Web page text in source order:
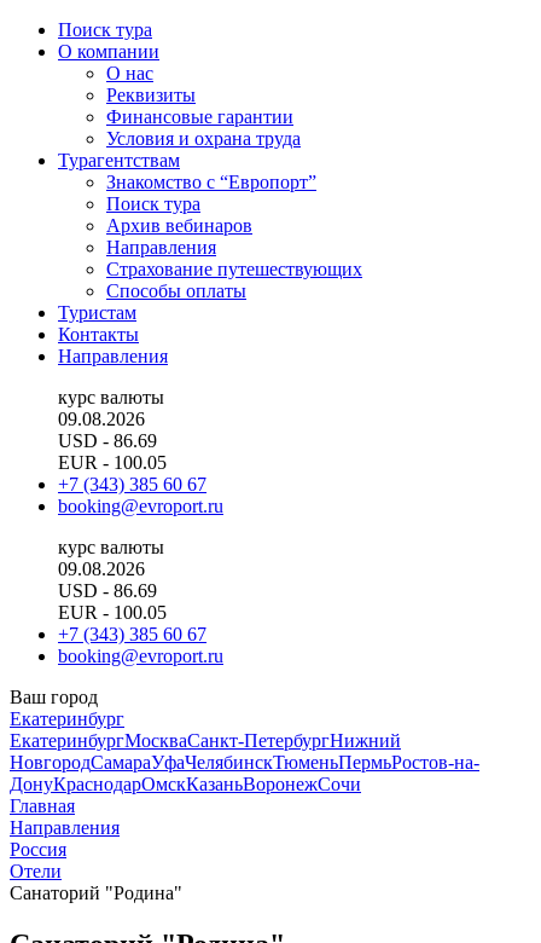
Поиск тура
О компании
О нас
Реквизиты
Финансовые гарантии
Условия и охрана труда
Турагентствам
Знакомство с “Европорт”
Поиск тура
Архив вебинаров
Направления
Страхование путешествующих
Способы оплаты
Туристам
Контакты
Направления
курс валюты
09.08.2026
USD - 86.69
EUR - 100.05
+7 (343) 385 60 67
booking@evroport.ru
курс валюты
09.08.2026
USD - 86.69
EUR - 100.05
+7 (343) 385 60 67
booking@evroport.ru
Ваш город
Екатеринбург
ЕкатеринбургМоскваСанкт-ПетербургНижний
НовгородСамараУфаЧелябинскТюменьПермьРостов-на-
ДонуКраснодарОмскКазаньВоронежСочи
Главная
Направления
Россия
Отели
Санаторий "Родина"